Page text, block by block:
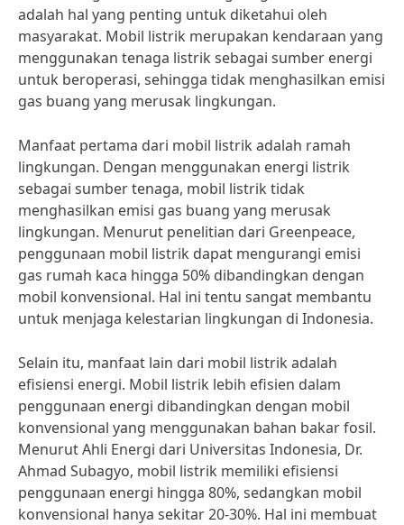
adalah hal yang penting untuk diketahui oleh
masyarakat. Mobil listrik merupakan kendaraan yang
menggunakan tenaga listrik sebagai sumber energi
untuk beroperasi, sehingga tidak menghasilkan emisi
gas buang yang merusak lingkungan.
Manfaat pertama dari mobil listrik adalah ramah
lingkungan. Dengan menggunakan energi listrik
sebagai sumber tenaga, mobil listrik tidak
menghasilkan emisi gas buang yang merusak
lingkungan. Menurut penelitian dari Greenpeace,
penggunaan mobil listrik dapat mengurangi emisi
gas rumah kaca hingga 50% dibandingkan dengan
mobil konvensional. Hal ini tentu sangat membantu
untuk menjaga kelestarian lingkungan di Indonesia.
Selain itu, manfaat lain dari mobil listrik adalah
efisiensi energi. Mobil listrik lebih efisien dalam
penggunaan energi dibandingkan dengan mobil
konvensional yang menggunakan bahan bakar fosil.
Menurut Ahli Energi dari Universitas Indonesia, Dr.
Ahmad Subagyo, mobil listrik memiliki efisiensi
penggunaan energi hingga 80%, sedangkan mobil
konvensional hanya sekitar 20-30%. Hal ini membuat